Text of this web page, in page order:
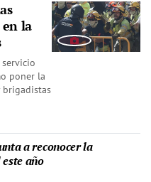
en la
poner la
a reconocer la
año